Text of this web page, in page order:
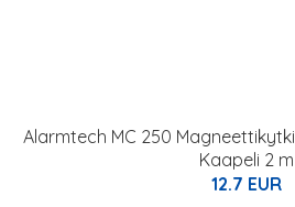
Alarmtech MC 250
Kaapeli 2 m
12.7 EUR